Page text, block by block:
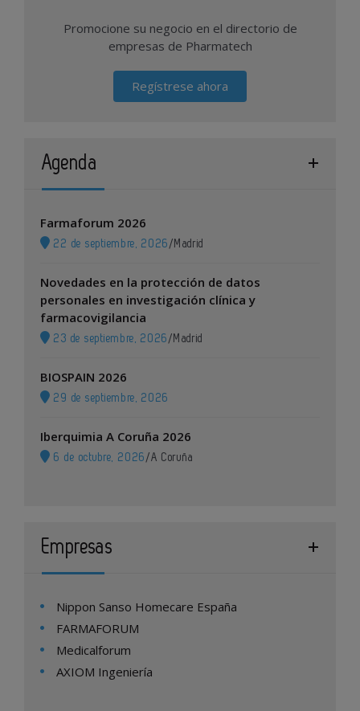
Promocione su negocio en el directorio de
empresas de Pharmatech
Regístrese ahora
Agenda
Farmaforum 2026
22 de septiembre, 2026 / Madrid
Novedades en la protección de datos
personales en investigación clínica y
farmacovigilancia
23 de septiembre, 2026 / Madrid
BIOSPAIN 2026
29 de septiembre, 2026
Iberquimia A Coruña 2026
6 de octubre, 2026 /A Coruña
Empresas
Nippon Sanso Homecare España
FARMAFORUM
Medicalforum
AXIOM Ingeniería